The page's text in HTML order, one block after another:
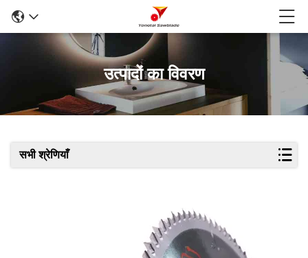
उत्पादों का विवरण
सभी श्रेणियाँ